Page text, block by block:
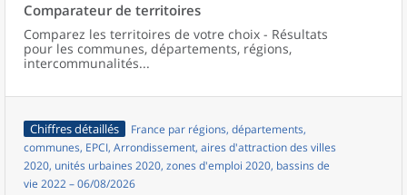
Comparateur de territoires
Comparez les territoires de votre choix - Résultats
pour les communes, départements, régions,
intercommunalités...
Chiffres détaillés
France par régions, départements,
communes, EPCI, Arrondissement, aires d'attraction des villes
2020, unités urbaines 2020, zones d'emploi 2020, bassins de
vie 2022 – 06/08/2026